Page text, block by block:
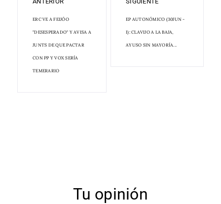
ERC VE A FEIJÓO
"DESESPERADO" Y AVISA A
JUNTS DE QUE PACTAR
CON PP Y VOX SERÍA
TEMERARIO
EP AUTONÓMICO (30JUN -
I): CLAVIJO A LA BAJA,
AYUSO SIN MAYORÍA...
Tu opinión